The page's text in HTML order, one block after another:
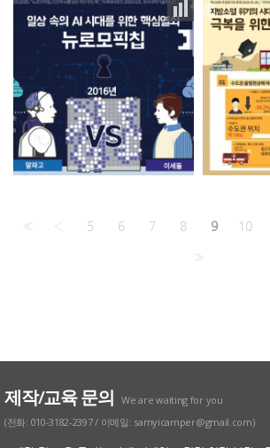
« ‹ 5 6 7 8 9 10
»
제작/교육 문의
We are waiting for you
(전화: 010-3182-2397 / 이메일: samyicamper@gmail.com)